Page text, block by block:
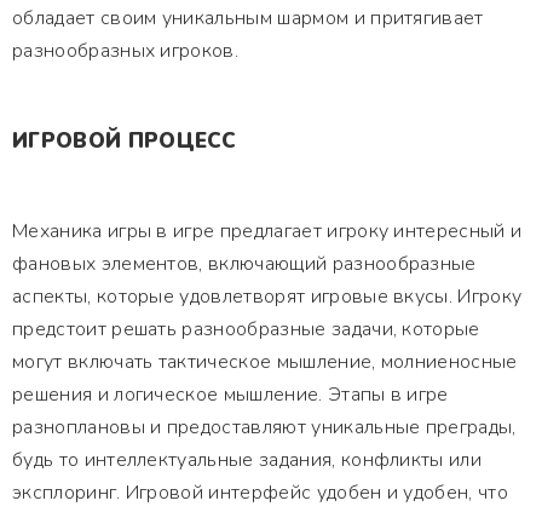
обладает своим уникальным шармом и притягивает
разнообразных игроков.
ИГРОВОЙ ПРОЦЕСС
Механика игры в игре предлагает игроку интересный и
фановых элементов, включающий разнообразные
аспекты, которые удовлетворят игровые вкусы. Игроку
предстоит решать разнообразные задачи, которые
могут включать тактическое мышление, молниеносные
решения и логическое мышление. Этапы в игре
разноплановы и предоставляют уникальные преграды,
будь то интеллектуальные задания, конфликты или
эксплоринг. Игровой интерфейс удобен и удобен, что